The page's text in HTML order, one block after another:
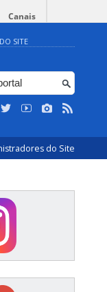
Canais
SITE
do Site